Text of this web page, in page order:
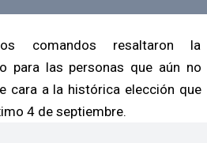
comandos resaltaron la
para las personas que aún no
cara a la histórica elección que
4 de septiembre.